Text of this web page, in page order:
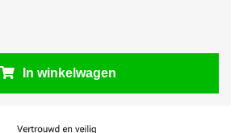
In winkelwagen